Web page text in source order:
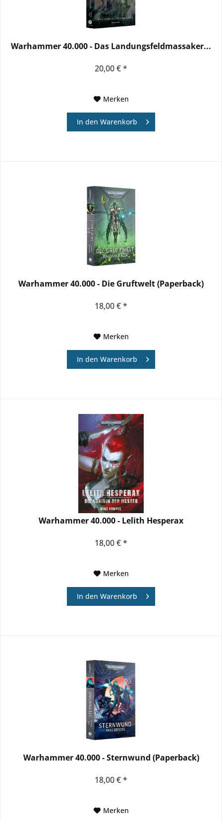
Warhammer 40.000 - Das Landungsfeldmassaker...
20,00 € *
Merken
In den Warenkorb
Warhammer 40.000 - Die Gruftwelt (Paperback)
18,00 € *
Merken
In den Warenkorb
Warhammer 40.000 - Lelith Hesperax
18,00 € *
Merken
In den Warenkorb
Warhammer 40.000 - Sternwund (Paperback)
18,00 € *
Merken